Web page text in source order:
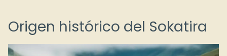
Origen histórico del Sokatira